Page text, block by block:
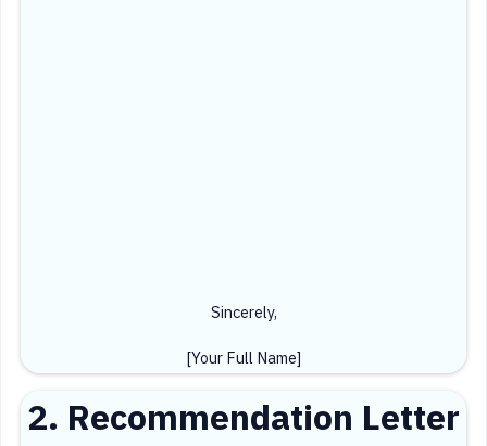
Sincerely,
[Your Full Name]
2. Recommendation Letter